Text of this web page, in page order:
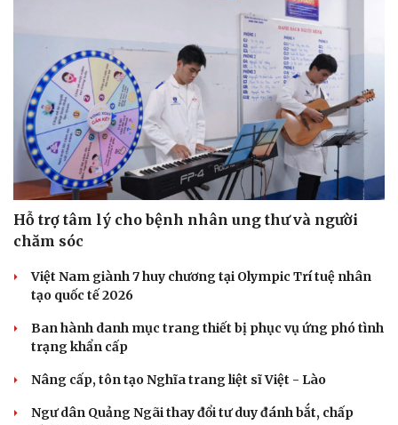
Cải chính
Hỗ trợ tâm lý cho bệnh nhân ung thư và người
chăm sóc
Việt Nam giành 7 huy chương tại Olympic Trí tuệ nhân
tạo quốc tế 2026
Ban hành danh mục trang thiết bị phục vụ ứng phó tình
trạng khẩn cấp
Nâng cấp, tôn tạo Nghĩa trang liệt sĩ Việt - Lào
Ngư dân Quảng Ngãi thay đổi tư duy đánh bắt, chấp